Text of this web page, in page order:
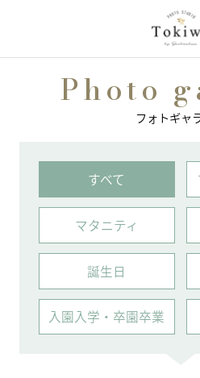
Photo
フォトギャ
すべて
マタニティ
誕⽣⽇
⼊園⼊学・卒園卒業